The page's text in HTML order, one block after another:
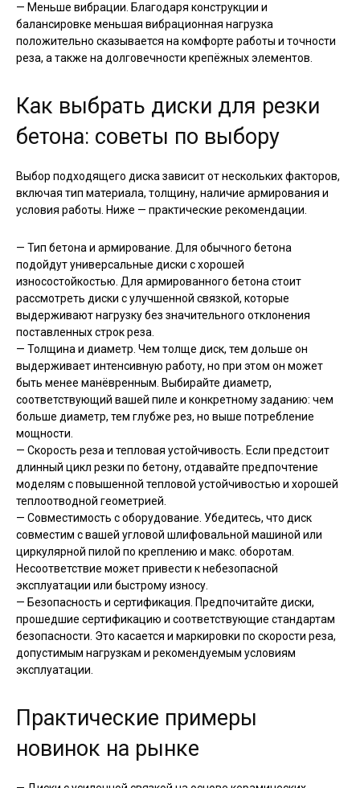
— Меньше вибрации. Благодаря конструкции и
балансировке меньшая вибрационная нагрузка
положительно сказывается на комфорте работы и точности
реза, а также на долговечности крепёжных элементов.
Как выбрать диски для резки
бетона: советы по выбору
Выбор подходящего диска зависит от нескольких факторов,
включая тип материала, толщину, наличие армирования и
условия работы. Ниже — практические рекомендации.
— Тип бетона и армирование. Для обычного бетона
подойдут универсальные диски с хорошей
износостойкостью. Для армированного бетона стоит
рассмотреть диски с улучшенной связкой, которые
выдерживают нагрузку без значительного отклонения
поставленных строк реза.
— Толщина и диаметр. Чем толще диск, тем дольше он
выдерживает интенсивную работу, но при этом он может
быть менее манёвренным. Выбирайте диаметр,
соответствующий вашей пиле и конкретному заданию: чем
больше диаметр, тем глубже рез, но выше потребление
мощности.
— Скорость реза и тепловая устойчивость. Если предстоит
длинный цикл резки по бетону, отдавайте предпочтение
моделям с повышенной тепловой устойчивостью и хорошей
теплоотводной геометрией.
— Совместимость с оборудование. Убедитесь, что диск
совместим с вашей угловой шлифовальной машиной или
циркулярной пилой по креплению и макс. оборотам.
Несоответствие может привести к небезопасной
эксплуатации или быстрому износу.
— Безопасность и сертификация. Предпочитайте диски,
прошедшие сертификацию и соответствующие стандартам
безопасности. Это касается и маркировки по скорости реза,
допустимым нагрузкам и рекомендуемым условиям
эксплуатации.
Практические примеры
новинок на рынке